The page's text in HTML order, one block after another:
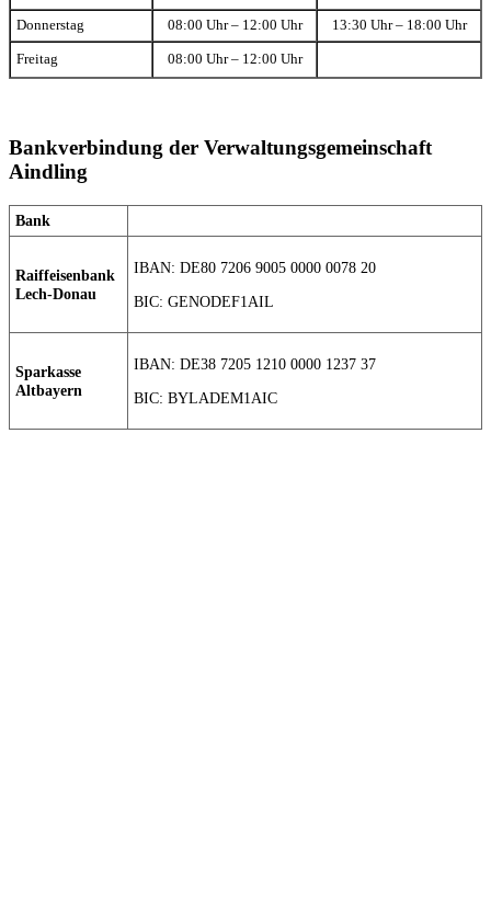
Donnerstag 08:00 Uhr – 12:00 Uhr 13:30 Uhr – 18:00 Uhr
Freitag 08:00 Uhr – 12:00 Uhr
Bankverbindung der Verwaltungsgemeinschaft
Aindling
Bank
Raiffeisenbank
Lech-Donau
IBAN: DE80 7206 9005 0000 0078 20
BIC: GENODEF1AIL
Sparkasse
Altbayern
IBAN: DE38 7205 1210 0000 1237 37
BIC: BYLADEM1AIC